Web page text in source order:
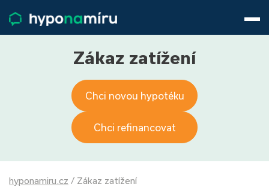
Životní pojištění
Pojištění nemovitosti
O nás
800 688 388
Přihlásit
Zákaz zatížení
Chci novou hypotéku
Chci refinancovat
hyponamiru.cz / Zákaz zatížení